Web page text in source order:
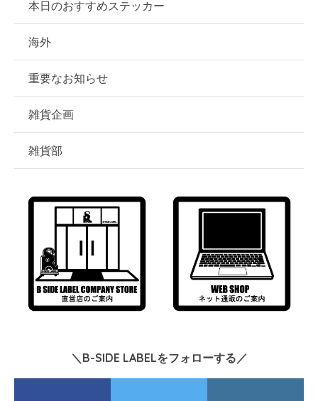
本日のおすすめステッカー
海外
重要なお知らせ
雑貨企画
雑貨部
＼B-SIDE LABELをフォローする／